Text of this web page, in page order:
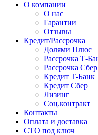
О компании
О нас
Гарантии
Отзывы
Кредит/Рассрочка
Долями Плюс
Рассрочка Т-
Рассрочка Сбер
Кредит Т-Банк
Кредит Сбер
Лизинг
Соц.контракт
Контакты
Оплата и доставка
СТО под ключ